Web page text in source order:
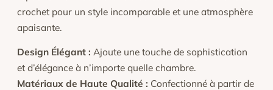
crochet pour un style incomparable et une atmosphère
apaisante.
Design Élégant : Ajoute une touche de sophistication
et d’élégance à n’importe quelle chambre.
Matériaux de Haute Qualité : Confectionné à partir de